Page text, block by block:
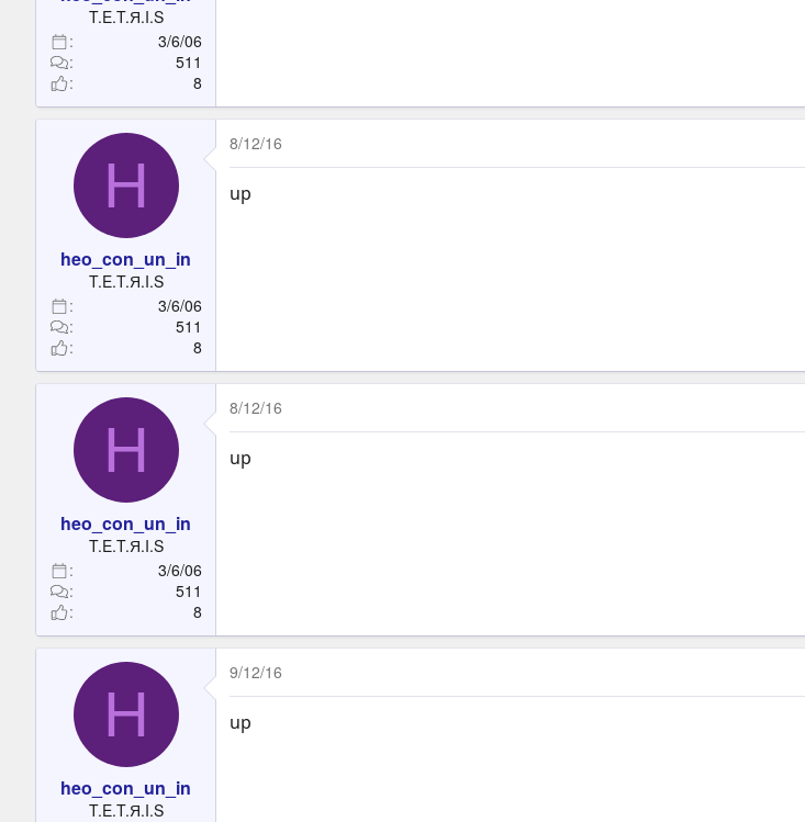
e
r
T.E.T.Я.I.S
3/6/06
511
8
H
heo_con_un_in
T.E.T.Я.I.S
3/6/06
511
8
8/12/16
up
H
heo_con_un_in
T.E.T.Я.I.S
3/6/06
511
8
8/12/16
up
H
heo_con_un_in
T.E.T.Я.I.S
9/12/16
up